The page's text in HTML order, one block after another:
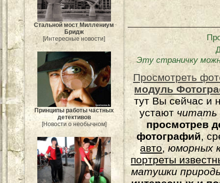
Стальной мост Миллениум
Бридж
[Интересные новости]
Принципы работы частных
детективов
[Новости о необычном]
Эту страничку
Просмотреть
модуль
тут Вы сейчас и
устаютчитать
просмотрев
фотографий,
авто,юморных
портреты
матушки